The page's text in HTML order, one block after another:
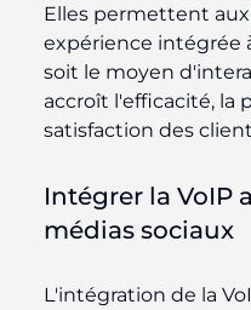
Elles permettent
expérience intégrée
soit le moyen
accroît l'efficacité, la
satisfaction des
Intégrer la VoIP
médias sociaux
L'intégration de la